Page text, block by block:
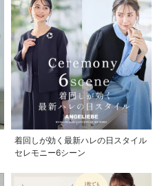
着回しが効く最新ハレの日スタイル
セレモニー6シーン